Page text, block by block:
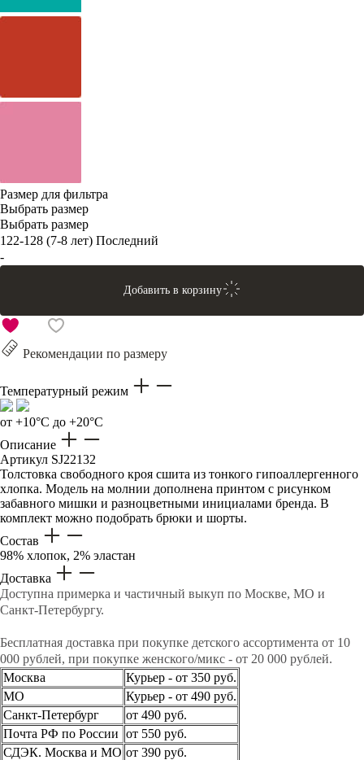
Размер для фильтра
Выбрать размер
Выбрать размер
122-128 (7-8 лет) Последний
-
Добавить в корзину
Рекомендации по размеру
Температурный режим
от +10°C до +20°C
Описание
Артикул SJ22132
Толстовка свободного кроя сшита из тонкого гипоаллергенного
хлопка. Модель на молнии дополнена принтом с рисунком
забавного мишки и разноцветными инициалами бренда. В
комплект можно подобрать брюки и шорты.
Состав
98% хлопок, 2% эластан
Доставка
Доступна примерка и частичный выкуп по Москве, МО и
Санкт-Петербургу.
Бесплатная доставка при покупке детского ассортимента от 10
000 рублей, при покупке женского/микс - от 20 000 рублей.
Москва
Курьер - от 350 руб.
МО
Курьер - от 490 руб.
Санкт-Петербург
от 490 руб.
Почта РФ по России от 550 руб.
СДЭК. Москва и МО от 390 руб.